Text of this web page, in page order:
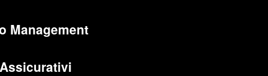
Management